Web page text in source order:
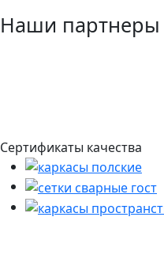
Наши партнеры
Сертификаты качества